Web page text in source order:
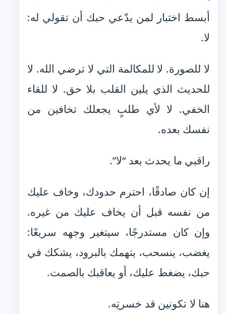
أبسط اختبار لمن يدّعي حبك أن تقولي له:
لا.
لا للصورة. لا للمكالمة التي لا ترضي الله. لا
للحديث الذي يلين القلب بلا حق. لا للقاء
الخفي. لا لأي طلبٍ يجعلك تخافين من
نفسك بعده.
راقبي ما يحدث بعد “لا”.
إن كان صادقًا، احترم حدودك، وخاف عليك
من نفسه قبل أن يخاف عليك من غيره.
وإن كان مستدرجًا، سيتغير وجهه سريعًا:
يغضب، ينسحب، يتهمك بالبرود، يشكك في
حبك، يضغط عليك، أو يعاقبك بالصمت.
هنا لا تكونين قد خسرتِه.